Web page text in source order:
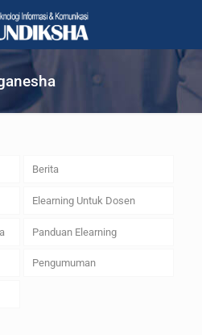
Berita
Elearning Untuk Dosen
Panduan Elearning
Pengumuman